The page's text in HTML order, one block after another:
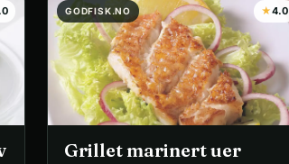
GODFISK.NO ★4.0
Grillet marinert uer